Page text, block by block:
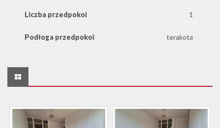
Liczba przedpokoi 1
Podłoga przedpokoi terakota